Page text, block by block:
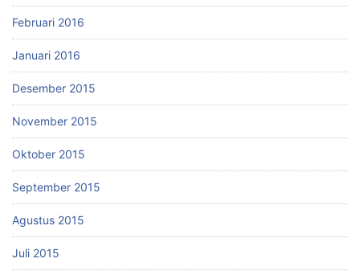
Februari 2016
Januari 2016
Desember 2015
November 2015
Oktober 2015
September 2015
Agustus 2015
Juli 2015